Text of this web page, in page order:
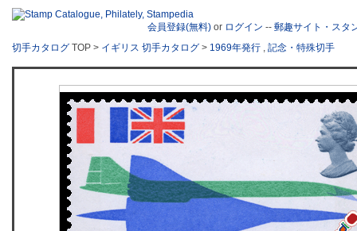
会員登録(無料) or ログイン -- 郵趣サイト・スタ
切手カタログ TOP > イギリス 切手カタログ > 1969年発行 , 記念・特殊切手